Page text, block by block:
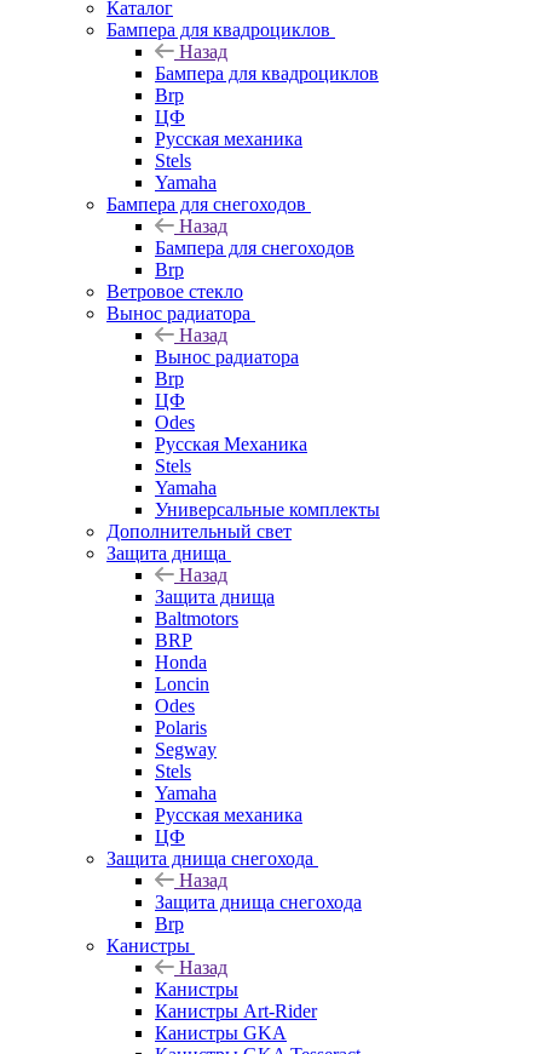
Каталог
Бампера для квадроциклов
Назад
Бампера для квадроциклов
Brp
ЦФ
Русская механика
Stels
Yamaha
Бампера для снегоходов
Назад
Бампера для снегоходов
Brp
Ветровое стекло
Вынос радиатора
Назад
Вынос радиатора
Brp
ЦФ
Odes
Русская Механика
Stels
Yamaha
Универсальные комплекты
Дополнительный свет
Защита днища
Назад
Защита днища
Baltmotors
BRP
Honda
Loncin
Odes
Polaris
Segway
Stels
Yamaha
Русская механика
ЦФ
Защита днища снегохода
Назад
Защита днища снегохода
Brp
Канистры
Назад
Канистры
Канистры Art-Rider
Канистры GKA